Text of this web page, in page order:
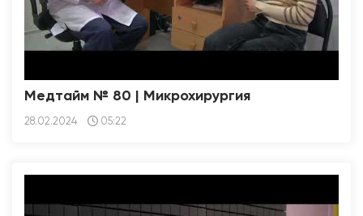
Медтайм № 80 | Микрохирургия
28.02.2024 05:22